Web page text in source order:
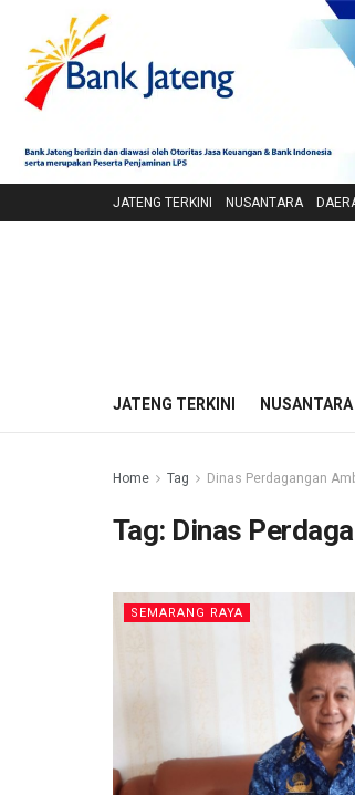
JATENG TERKINI NUSANTARA
JATENG TERKINI NUSANTARA
Home Tag Dinas Perdagangan
Tag: Dinas
SEMARANG RAYA